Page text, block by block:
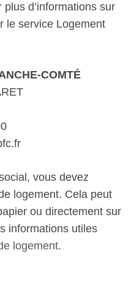
d’informations sur
le service Logement
COMTÉ
vous devez
logement. Cela peut
ou directement sur
informations utiles
logement.